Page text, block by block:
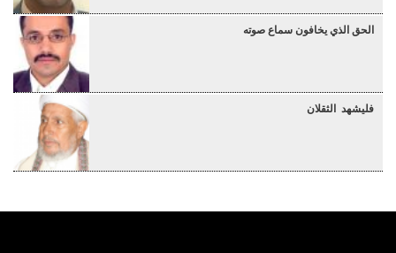
الحق الذي يخافون سماع صوته
فليشهد الثقلان